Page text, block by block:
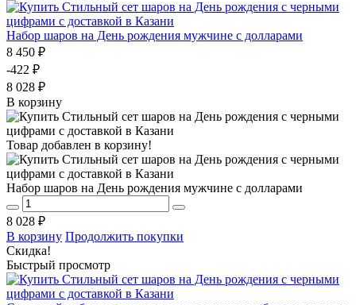
Набор шаров на День рождения мужчине с долларами
8 450 ₽
-422 ₽
8 028 ₽
В корзину
Товар добавлен в корзину!
Набор шаров на День рождения мужчине с долларами
8 028 ₽
В корзину Продолжить покупки
Скидка!
Быстрый просмотр